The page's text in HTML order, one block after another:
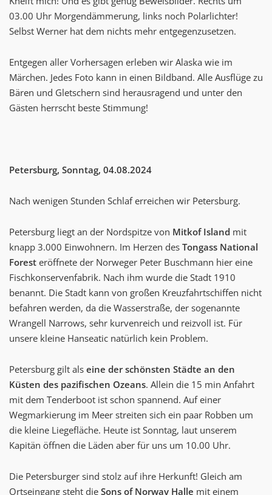
03.00 Uhr Morgendämmerung, links noch Polarlichter!
Selbst Werner hat dem nichts mehr entgegenzusetzen.
Entgegen aller Vorhersagen erleben wir Alaska wie im
Märchen. Jedes Foto kann in einen Bildband. Alle Ausflüge zu
Bären und Gletschern sind herausragend und unter den
Gästen herrscht beste Stimmung!
Petersburg, Sonntag, 04.08.2024
Nach wenigen Stunden Schlaf erreichen wir Petersburg.
Petersburg liegt an der Nordspitze von Mitkof Island mit
knapp 3.000 Einwohnern. Im Herzen des Tongass National
Forest eröffnete der Norweger Peter Buschmann hier eine
Fischkonservenfabrik. Nach ihm wurde die Stadt 1910
benannt. Die Stadt kann von großen Kreuzfahrtschiffen nicht
befahren werden, da die Wasserstraße, der sogenannte
Wrangell Narrows, sehr kurvenreich und reizvoll ist. Für
unsere kleine Hanseatic natürlich kein Problem.
Petersburg gilt als eine der schönsten Städte an den
Küsten des pazifischen Ozeans. Allein die 15 min Anfahrt
mit dem Tenderboot ist schon spannend. Auf einer
Wegmarkierung im Meer streiten sich ein paar Robben um
die kleine Liegefläche. Heute ist Sonntag, laut unserem
Kapitän öffnen die Läden aber für uns um 10.00 Uhr.
Die Petersburger sind stolz auf ihre Herkunft! Gleich am
Ortseingang steht die Sons of Norway Halle mit einem